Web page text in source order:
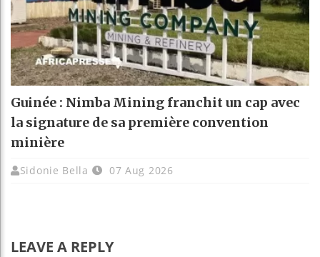
Guinée : Nimba Mining franchit un cap avec
la signature de sa première convention
minière
Sidonie Bella 07 Aug 2026
LEAVE A REPLY